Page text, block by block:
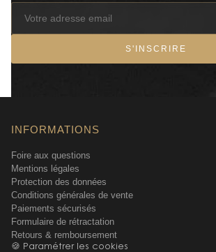
S'INSCRIRE
INFORMATIONS
Foire aux questions
Mentions légales
Protection des données
Conditions générales de vente
Paiements sécurisés
Formulaire de rétractation
Retours & remboursement
🍪 Paramétrer les cookies